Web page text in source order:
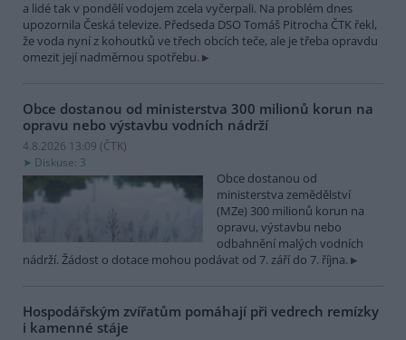
a lidé tak v pondělí vodojem zcela vyčerpali. Na problém dnes
upozornila Česká televize. Předseda DSO Tomáš Pitrocha ČTK řekl,
že voda nyní z kohoutků ve třech obcích teče, ale je třeba opravdu
omezit její nadměrnou spotřebu.
Obce dostanou od ministerstva 300 milionů korun na
opravu nebo výstavbu vodních nádrží
4.8.2026 13:09 (ČTK)
Diskuse: 3
Obce dostanou od
ministerstva zemědělství
(MZe) 300 milionů korun na
opravu, výstavbu nebo
odbahnění malých vodních
nádrží. Žádost o dotace mohou podávat od 7. září do 7. října.
Hospodářským zvířatům pomáhají při vedrech remízky
i kamenné stáje